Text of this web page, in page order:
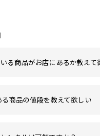
る商品がお店にあるか教えて
る商品の値段を教えて欲しい